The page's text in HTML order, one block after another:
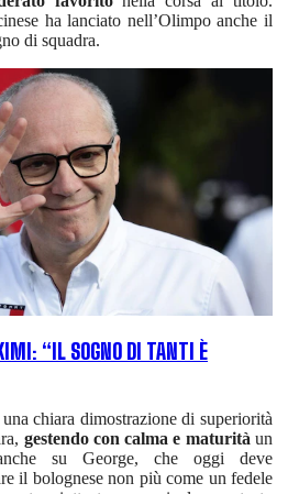
ha lanciato nell’Olimpo anche il
di squadra.
“IL SOGNO DI TANTI È
chiara dimostrazione di superiorità
gestendo con calma e maturità un
su George, che oggi deve
il bolognese non più come un fedele